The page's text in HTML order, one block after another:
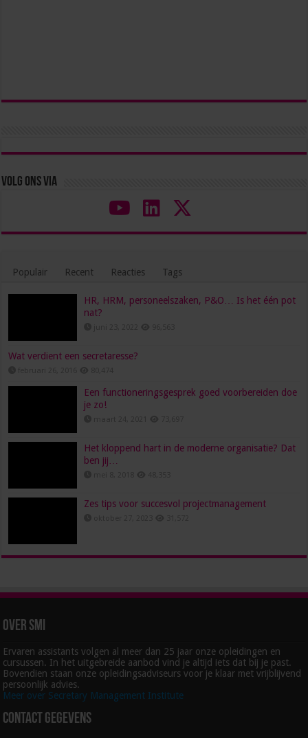
Volg ons via
Populair Recent Reacties Tags
HR, HRM, personeelszaken, P&O… Is het één pot
nat?
Wat verdient een secretaresse?
Een functioneringsgesprek goed voorbereiden doe
je zo!
Het kloppend hart in de moderne organisatie? Dat
ben jij…
Zes tips voor succesvol projectmanagement
Over SMI
Ervaren assistants volgen al meer dan 25 jaar onze opleidingen en
cursussen. In het uitgebreide aanbod vind je altijd iets dat bij je past.
Bovendien staan onze opleidingsadviseurs voor je klaar met vrijblijvend
persoonlijk advies.
Meer over Secretary Management Institute
Contact gegevens